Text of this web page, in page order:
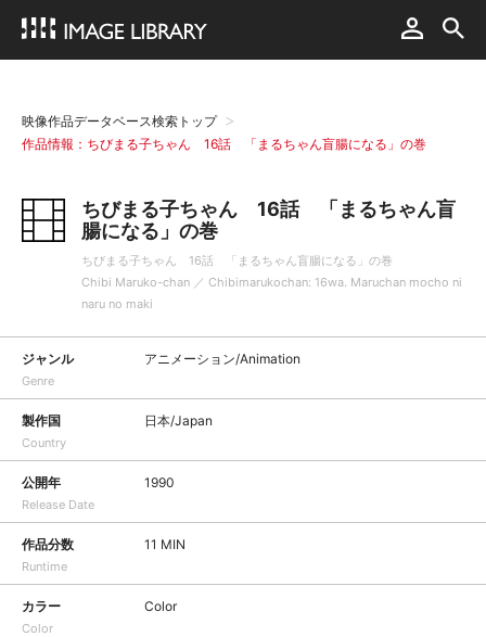
映像作品データベース検索トップ
作品情報：ちびまる子ちゃん 16話 「まるちゃん盲腸になる」の巻
ちびまる子ちゃん 16話 「まるちゃん盲
腸になる」の巻
ちびまる子ちゃん 16話 「まるちゃん盲腸になる」の巻
Chibi Maruko-chan ／ Chibimarukochan: 16wa. Maruchan mocho ni
naru no maki
ジャンル
Genre
アニメーション/Animation
製作国
Country
日本/Japan
公開年
Release Date
1990
作品分数
Runtime
11 MIN
カラー
Color
Color